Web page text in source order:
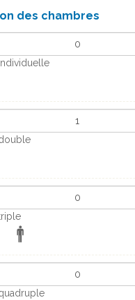
des chambres